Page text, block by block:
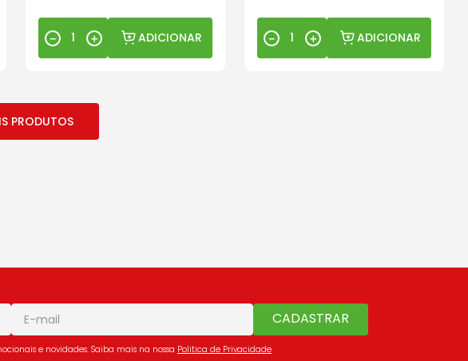
＋
－ ADICIONAR ＋
－ ADICIONAR
CADASTRAR
e novidades. Saiba mais na nossa Politica de Privacidade